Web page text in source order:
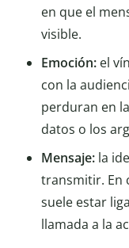
en que el
visible.
Emoción: el
con la
perduran en
datos o los
Mensaje: la
transmitir. En
suele estar
llamada a la